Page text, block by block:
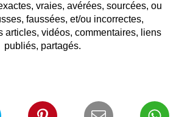
vraies, avérées, sourcées, ou
faussées, et/ou incorrectes,
articles, vidéos, commentaires, liens
publiés, partagés.